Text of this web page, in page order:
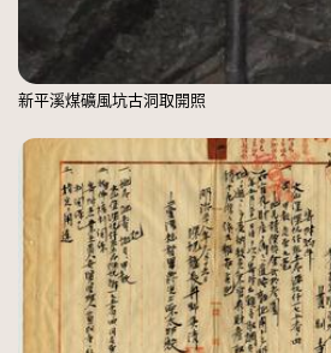
新平溪煤礦風坑古洞取開照